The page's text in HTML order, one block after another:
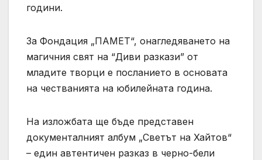
години.
За Фондация „ПАМЕТ“, онагледяването на
магичния свят на “Диви разкази” от
младите творци е посланието в основата
на честванията на юбилейната година.
На изложбата ще бъде представен
документалният албум „Светът на Хайтов“
– един автентичен разказ в черно-бели